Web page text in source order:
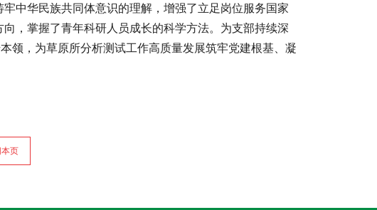
中华民族共同体意识的理解，增强了立足岗位服务国家
，掌握了青年科研人员成长的科学方法。为支部持续深
领，为草原所分析测试工作高质量发展筑牢党建根基、凝
本页